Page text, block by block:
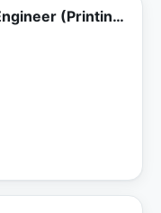
(Printing